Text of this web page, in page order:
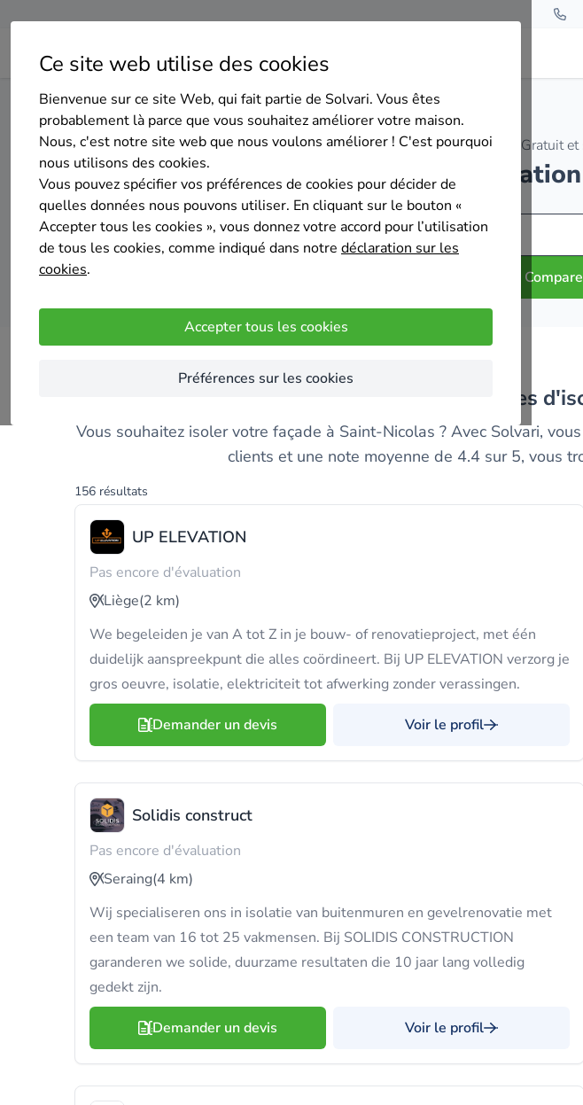
Ce site web utilise des cookies
Bienvenue sur ce site Web, qui fait partie de Solvari. Vous êtes
probablement là parce que vous souhaitez améliorer votre maison.
Nous, c'est notre site web que nous voulons améliorer ! C'est pourquoi
nous utilisons des cookies.
Vous pouvez spécifier vos préférences de cookies pour décider de
quelles données nous pouvons utiliser. En cliquant sur le bouton «
Accepter tous les cookies », vous donnez votre accord pour l’utilisation
de tous les cookies, comme indiqué dans notre déclaration sur les
cookies.
Accepter tous les cookies
Préférences sur les cookies
Home Isolation des murs extérieurs Liège Saint-Nicolas
Gratuit et
Top 20 des entreprises
Comparez les meilleurs entreprises
Vous souhaitez isoler votre façade à Saint-Nicolas ? Avec Solvari,
clients et une note moyenne de 4.4 sur 5, vous
156 résultats
UP ELEVATION
Pas encore d'évaluation
Liège(2 km)
We begeleiden je van A tot Z in je bouw- of renovatieproject, met één
duidelijk aanspreekpunt die alles coördineert. Bij UP ELEVATION verzorg je
gros oeuvre, isolatie, elektriciteit tot afwerking zonder verassingen.
Demander un devis Voir le profil
Solidis construct
Pas encore d'évaluation
Seraing(4 km)
Wij specialiseren ons in isolatie van buitenmuren en gevelrenovatie met
een team van 16 tot 25 vakmensen. Bij SOLIDIS CONSTRUCTION
garanderen we solide, duurzame resultaten die 10 jaar lang volledig
gedekt zijn.
Demander un devis Voir le profil